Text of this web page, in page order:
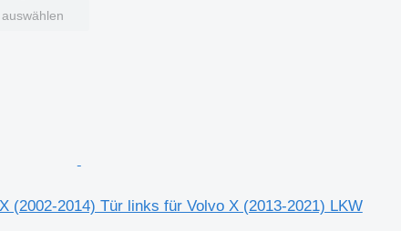
(2002-2014) Tür links für Volvo X (2013-2021) LKW